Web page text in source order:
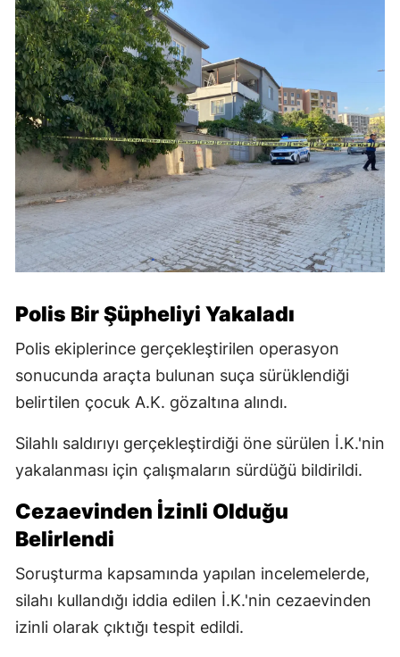
Polis Bir Şüpheliyi Yakaladı
Polis ekiplerince gerçekleştirilen operasyon
sonucunda araçta bulunan suça sürüklendiği
belirtilen çocuk A.K. gözaltına alındı.
Silahlı saldırıyı gerçekleştirdiği öne sürülen İ.K.'nin
yakalanması için çalışmaların sürdüğü bildirildi.
Cezaevinden İzinli Olduğu
Belirlendi
Soruşturma kapsamında yapılan incelemelerde,
silahı kullandığı iddia edilen İ.K.'nin cezaevinden
izinli olarak çıktığı tespit edildi.